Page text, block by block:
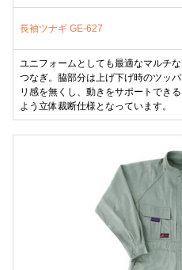
長袖ツナギ GE-627
ユニフォームとしても最適なマルチな
つなぎ。脇部分は上げ下げ時のツッパ
リ感を無くし、動きをサポートできる
よう立体裁断仕様となっています。